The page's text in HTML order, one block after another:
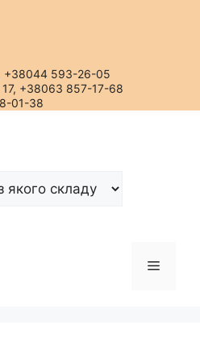
+38044 593-26-05
+38063 857-17-68
01-38
Меню